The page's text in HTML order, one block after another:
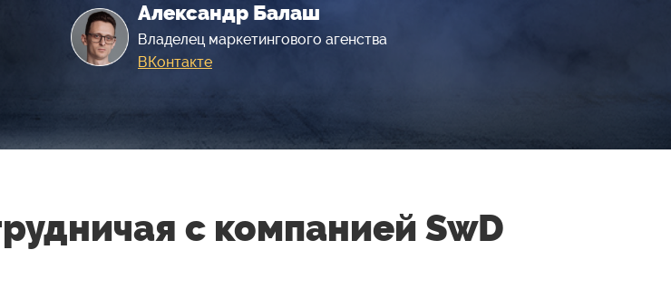
Александр Балаш
Владелец маркетингового агенства
ВКонтакте
с компанией SwD